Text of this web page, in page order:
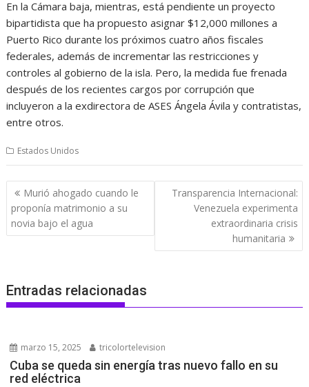
En la Cámara baja, mientras, está pendiente un proyecto
bipartidista que ha propuesto asignar $12,000 millones a
Puerto Rico durante los próximos cuatro años fiscales
federales, además de incrementar las restricciones y
controles al gobierno de la isla. Pero, la medida fue frenada
después de los recientes cargos por corrupción que
incluyeron a la exdirectora de ASES Ángela Ávila y contratistas,
entre otros.
Estados Unidos
Navegación
de
entradas
Murió ahogado cuando le
proponía matrimonio a su
novia bajo el agua
Transparencia Internacional:
Venezuela experimenta
extraordinaria crisis
humanitaria
Entradas relacionadas
marzo 15, 2025 tricolortelevision
Cuba se queda sin energía tras nuevo fallo en su
red eléctrica